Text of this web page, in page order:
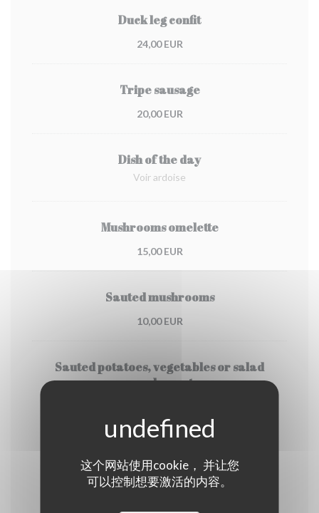
这个网站使用cookie， 并让您
可以控制想要激活的内容。
Duck leg confit
24,00 EUR
Tripe sausage
20,00 EUR
Dish of the day
Voir ardoise
Mushrooms omelette
15,00 EUR
Sauted mushrooms
10,00 EUR
Sauted potatoes, vegetables or salad
supplement